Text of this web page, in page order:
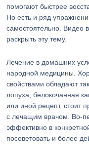
помогают быстрее
Но есть и ряд
самостоятельно. Видео
раскрыть эту тему.
Лечение в домашних
народной медицины.
свойствами обладают
лопуха, белокочанная
или иной рецепт, стоит
с лечащим врачом. Во-
эффективно в
посоветовать и более